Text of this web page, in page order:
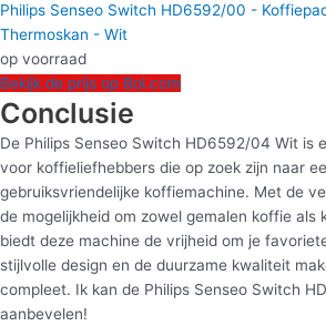
Philips Senseo Switch HD6592/00 -
Thermoskan - Wit
op voorraad
Bekijk de prijs op Bol.com
Conclusie
De Philips Senseo Switch HD6592/04 Wit is
voor koffieliefhebbers die op zoek zijn naar
gebruiksvriendelijke koffiemachine. Met de
de mogelijkheid om zowel gemalen koffie als
biedt deze machine de vrijheid om je
stijlvolle design en de duurzame kwaliteit
compleet. Ik kan de Philips Senseo Switch
aanbevelen!